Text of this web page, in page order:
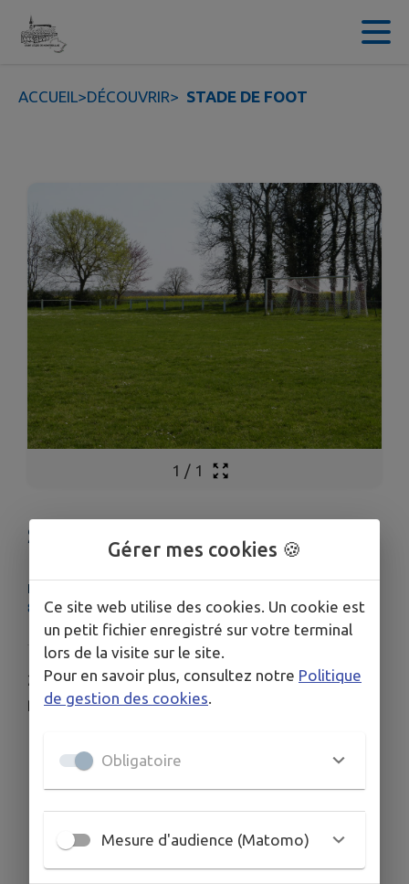
Contenu
ACCUEIL>DÉCOUVRIR> STADE DE FOOT
1 / 1
Stade de foot
LIEU
86120 Saint-Léger-de-Montbrillais
2 terrains de foot ouverts au public pour la
pratique de loisirs.
Gérer mes cookies 🍪
Ce site web utilise des cookies. Un cookie est
un petit fichier enregistré sur votre terminal
lors de la visite sur le site.
Pour en savoir plus, consultez notre Politique
de gestion des cookies
Obligatoire
Mesure d'audience (Matomo)